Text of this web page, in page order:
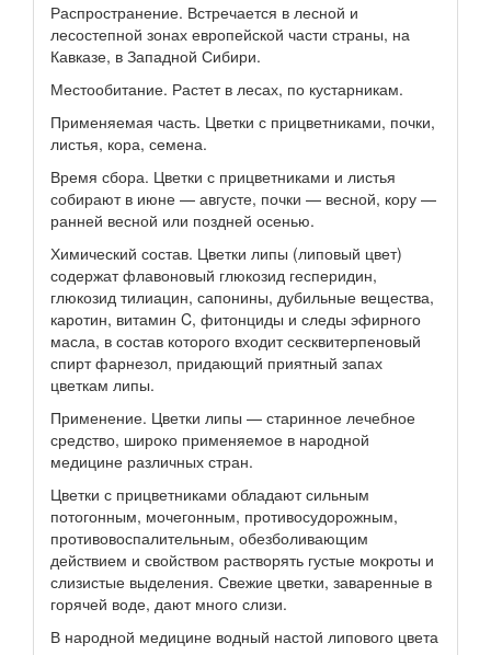
Распространение. Встречается в лесной и
лесостепной зонах европейской части страны, на
Кавказе, в Западной Сибири.
Местообитание. Растет в лесах, по кустарникам.
Применяемая часть. Цветки с прицветниками, почки,
листья, кора, семена.
Время сбора. Цветки с прицветниками и листья
собирают в июне — августе, почки — весной, кору —
ранней весной или поздней осенью.
Химический состав. Цветки липы (липовый цвет)
содержат флавоновый глюкозид гесперидин,
глюкозид тилиацин, сапонины, дубильные вещества,
каротин, витамин C, фитонциды и следы эфирного
масла, в состав которого входит сесквитерпеновый
спирт фарнезол, придающий приятный запах
цветкам липы.
Применение. Цветки липы — старинное лечебное
средство, широко применяемое в народной
медицине различных стран.
Цветки с прицветниками обладают сильным
потогонным, мочегонным, противосудорожным,
противовоспалительным, обезболивающим
действием и свойством растворять густые мокроты и
слизистые выделения. Свежие цветки, заваренные в
горячей воде, дают много слизи.
В народной медицине водный настой липового цвета